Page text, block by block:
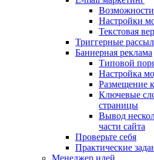
Настройки
Текстовая
Триггерные
Баннерная реклама
Типовой
Настройка
Размещение
Ключевые
страницы
Вывод
части сайта
Проверьте себя
Практические
Менеджер идей